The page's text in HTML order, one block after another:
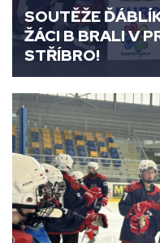
SOUTĚŽE
ŽÁCI B BRALI V
STŘÍBRO!